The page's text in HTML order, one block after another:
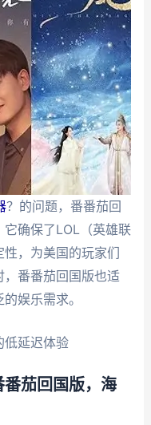
？的问题，番番茄回
确保了LOL（英雄联
，为美国的玩家们
番番茄回国版也适
娱乐需求。
低延迟体验
茄回国版，海